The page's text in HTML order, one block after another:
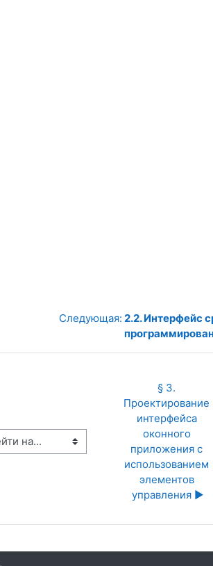
Следующая: 2.2. Интерфейс
§ 3.
Проектирование
интерфейса
оконного
приложения с
использованием
элементов
управления ▶︎